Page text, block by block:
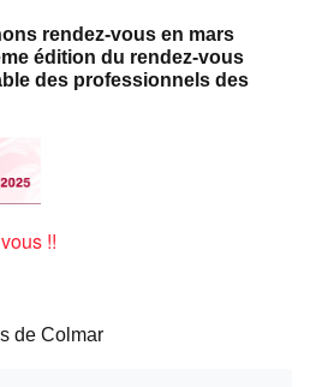
rendez-vous en mars
édition du rendez-vous
des professionnels des
!!
de Colmar